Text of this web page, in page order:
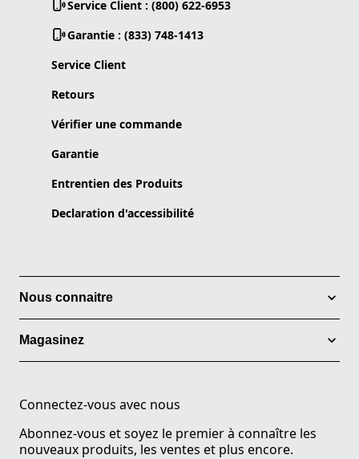
Service Client : (800) 622-6953
Garantie : (833) 748-1413
Service Client
Retours
Vérifier une commande
Garantie
Entrentien des Produits
Declaration d'accessibilité
Nous connaitre
Magasinez
Connectez-vous avec nous
Abonnez-vous et soyez le premier à connaître les
nouveaux produits, les ventes et plus encore.